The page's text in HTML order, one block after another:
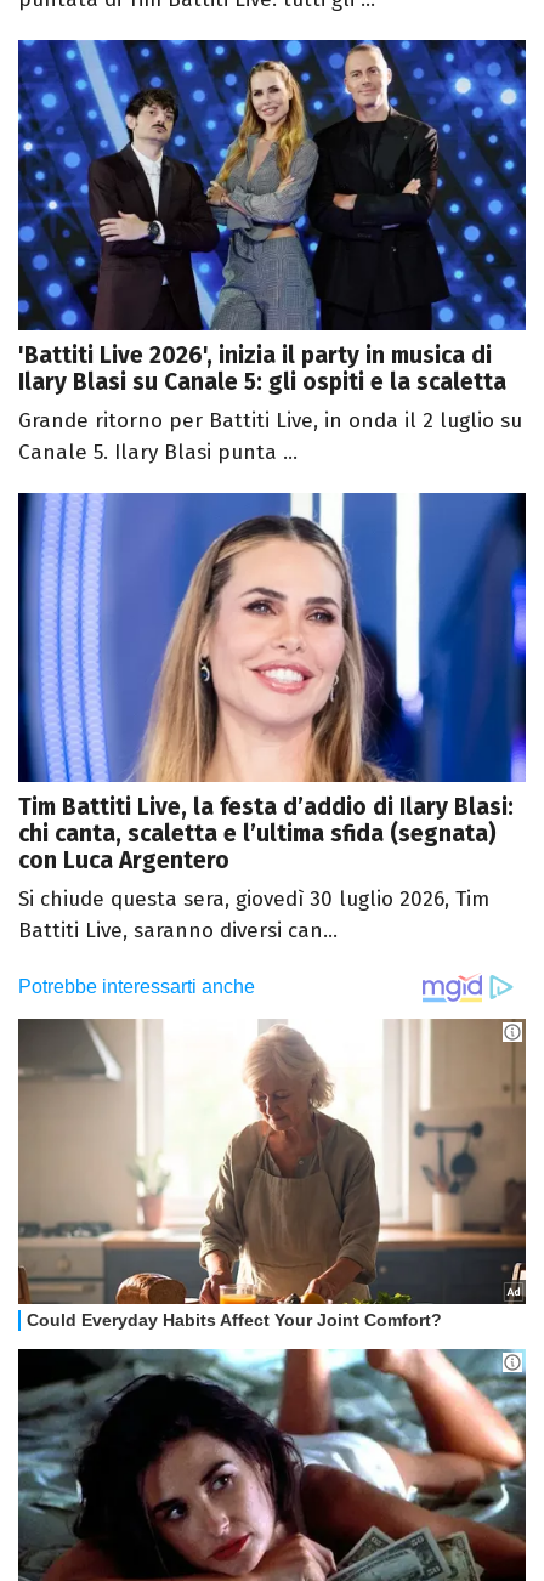
'Battiti Live 2026', inizia il party in musica di
Ilary Blasi su Canale 5: gli ospiti e la scaletta
Grande ritorno per Battiti Live, in onda il 2 luglio su
Canale 5. Ilary Blasi punta ...
Tim Battiti Live, la festa d’addio di Ilary Blasi:
chi canta, scaletta e l’ultima sfida (segnata)
con Luca Argentero
Si chiude questa sera, giovedì 30 luglio 2026, Tim
Battiti Live, saranno diversi can...